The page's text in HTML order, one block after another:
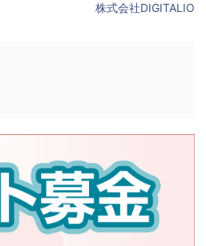
株式会社DIGITALIO